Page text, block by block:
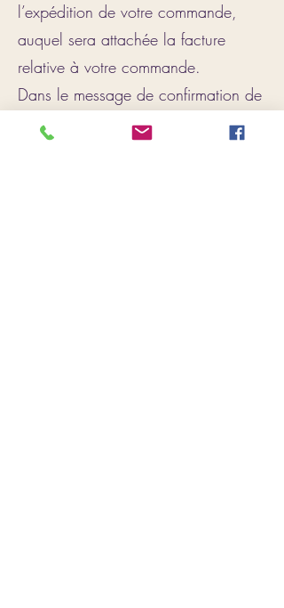
l’expédition de votre commande,
auquel sera attachée la facture
relative à votre commande.
Dans le message de confirmation de
commande, vous trouverez une